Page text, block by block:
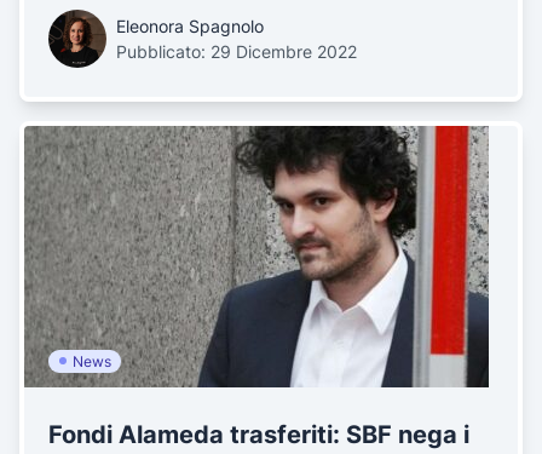
Eleonora Spagnolo
Pubblicato: 29 Dicembre 2022
News
Fondi Alameda trasferiti: SBF nega i